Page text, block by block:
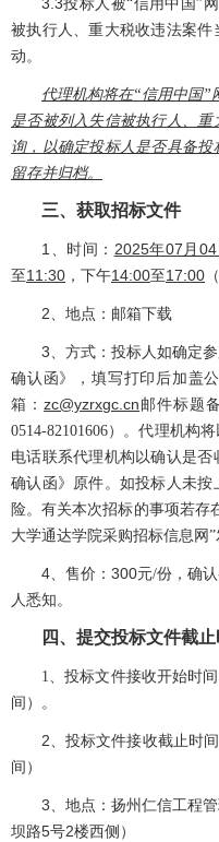
投标人被“信用中国”
被执行人、重大税收违法案
动。
代理机构将在“信用中国”
是否被列入失信被执行人、
询，以确定投标人是否具备
留存并归档。
三、获取招标文件
1、时间： 2025年07月
至1 1 :30 ，下午14:00至17:00
2、地点：邮箱下载
3、方式：投标人如确定
确认函》，填写打印后加盖
箱：zc@yzrxgc.cn 邮件标题
0514-82101606）。代理机构
电话联系代理机构以确认是
确认函》原件。如投标人未
险。有关本次招标的事项若存
大学通达学院采购招标信息网”
4、售价：300元/份，确
人悉知。
四、提交投标文件截
1、投标文件接收开始时间
间）。
2、投标文件接收截止时间
间）
3、地点：扬州仁信工程
坝路5号2楼西侧）